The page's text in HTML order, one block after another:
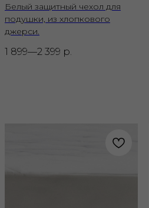
Белый защитный чехол для
подушки, из хлопкового
джерси.
1 899—2 399 р.